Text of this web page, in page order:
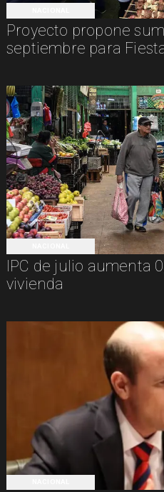
Proyecto propone
septiembre para
IPC de julio aumenta
vivienda